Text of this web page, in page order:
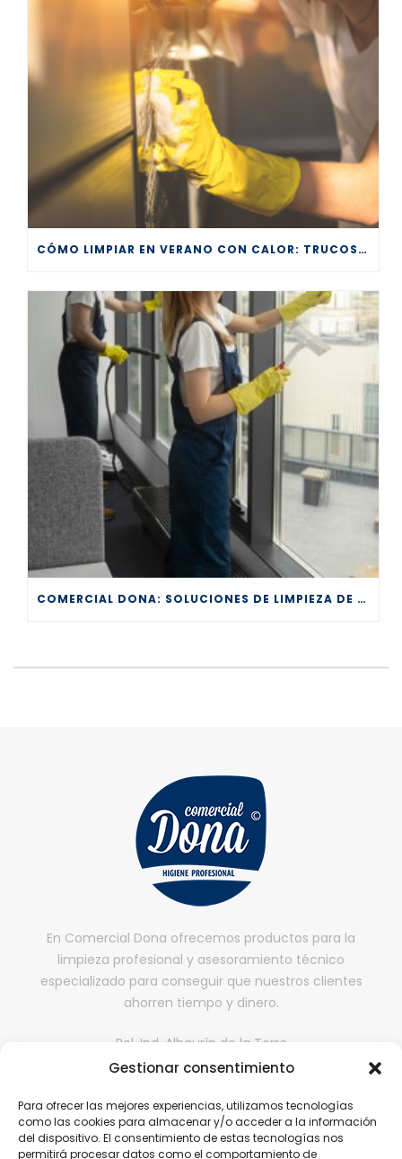
Gestionar consentimiento
Para ofrecer las mejores experiencias, utilizamos tecnologías
como las cookies para almacenar y/o acceder a la información
del dispositivo. El consentimiento de estas tecnologías nos
permitirá procesar datos como el comportamiento de
CÓMO LIMPIAR EN VERANO CON CALOR: TRUCOS EFECTIVOS PARA UN HOGAR FRESCO Y RELUCIENTE
COMERCIAL DONA: SOLUCIONES DE LIMPIEZA DE CALIDAD PARA TODOS LOS SECTORES
En Comercial Dona ofrecemos productos para la
limpieza profesional y asesoramiento técnico
especializado para conseguir que nuestros clientes
ahorren tiempo y dinero.
Pol. Ind. Alhaurín de la Torre
II fase, Nave 65,
comercialdona@gmail.com
952 416 199 | 646 608 584